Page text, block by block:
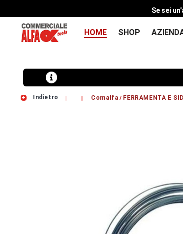
Se sei
HOME SHOP
Indietro Comalfa / FERRAMENTA E